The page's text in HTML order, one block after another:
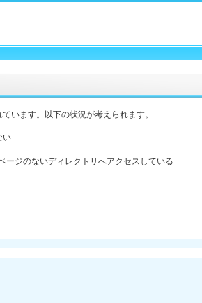
います。以下の状況が考えられます。
い
ージのないディレクトリへアクセスしている